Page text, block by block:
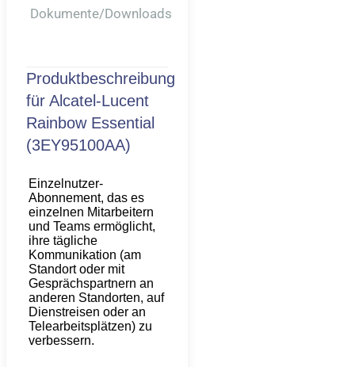
Dokumente/downloads
Produktbeschreibung
für Alcatel-Lucent
Rainbow Essential
(3EY95100AA)
Einzelnutzer-
Abonnement, das es
einzelnen Mitarbeitern
und Teams ermöglicht,
ihre tägliche
Kommunikation (am
Standort oder mit
Gesprächspartnern an
anderen Standorten, auf
Dienstreisen oder an
Telearbeitsplätzen) zu
verbessern.